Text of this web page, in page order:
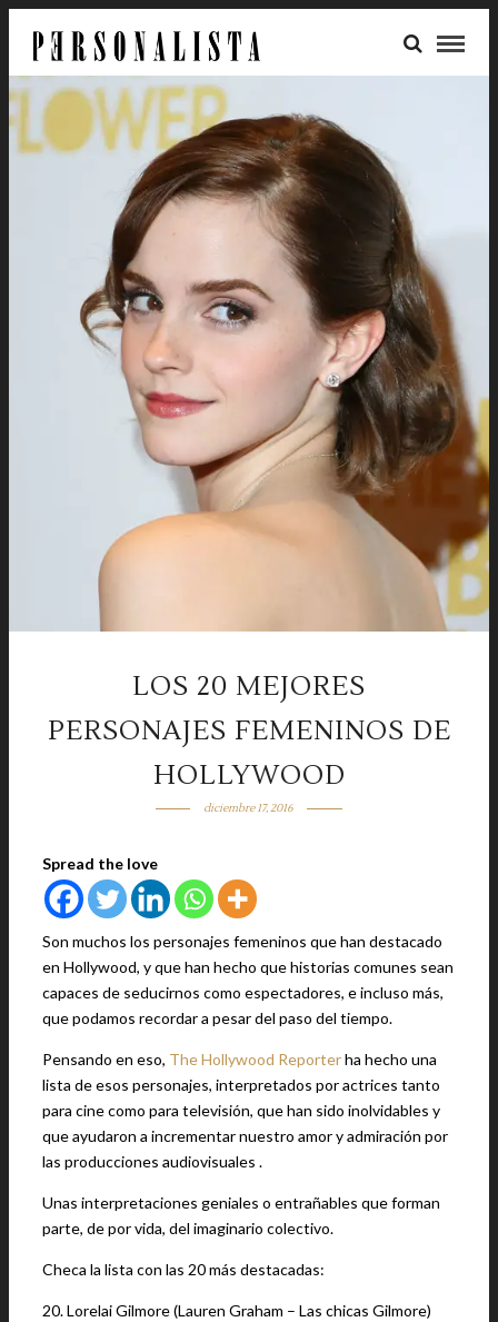
LOS 20 MEJORES
PERSONAJES FEMENINOS DE
HOLLYWOOD
diciembre 17, 2016
Spread the love
Son muchos los personajes femeninos que han destacado
en Hollywood, y que han hecho que historias comunes sean
capaces de seducirnos como espectadores, e incluso más,
que podamos recordar a pesar del paso del tiempo.
Pensando en eso, The Hollywood Reporterha hecho una
lista de esos personajes, interpretados por actrices tanto
para cine como para televisión, que han sido inolvidables y
que ayudaron a incrementar nuestro amor y admiración por
las producciones audiovisuales .
Unas interpretaciones geniales o entrañables que forman
parte, de por vida, del imaginario colectivo.
Checa la lista con las 20 más destacadas:
20. Lorelai Gilmore (Lauren Graham – Las chicas Gilmore)